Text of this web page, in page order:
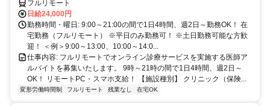
フルリモート
日給24,000円
勤務時間・曜日: 9:00～21:00の間で1日4時間、週2日～勤務OK！ 在
宅勤務（フルリモート） ※平日のみ勤務可！ ※土日勤務可能な方歓
迎！ ＜例＞9:00～13:00、10:00～14:0...
仕事内容: フルリモートでオンライン診療サービスを実施する医師ア
ルバイトを募集いたします。 9時～21時の間で1日4時間、週2日～
OK！ リモートPC・スマホ支給！ 【施設種別】 クリニック（保険...
変形労働時間制 フルリモート 残業なし 在宅OK